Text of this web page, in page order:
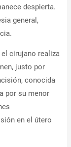
despierta.
general,
cirujano realiza
justo por
conocida
por su menor
en el útero